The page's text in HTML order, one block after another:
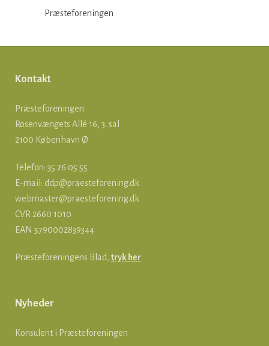
Præsteforeningen
Kontakt
Præsteforeningen
Rosenvængets Allé 16, 3. sal
2100 København Ø
Telefon: 35 26 05 55
E-mail: ddp@praesteforening.dk
webmaster@praesteforening.dk
CVR 2660 1010
EAN 5790002839344
Præsteforeningens Blad, tryk her
Nyheder
Konsulent i Præsteforeningen